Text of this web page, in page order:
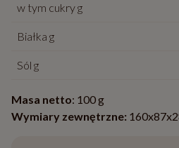
w tym cukry g
Białka g
Sól g
Masa netto: 100 g
Wymiary zewnętrzne: